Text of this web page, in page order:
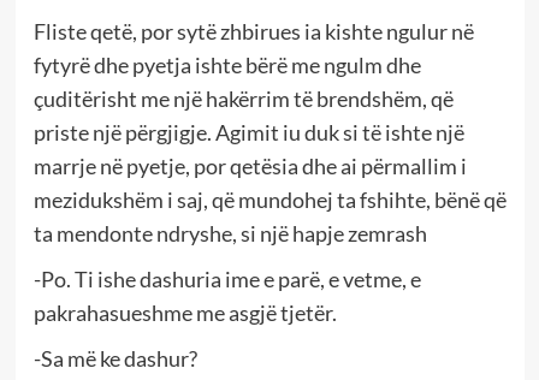
Fliste qetë, por sytë zhbirues ia kishte ngulur në
fytyrë dhe pyetja ishte bërë me ngulm dhe
çuditërisht me një hakërrim të brendshëm, që
priste një përgjigje. Agimit iu duk si të ishte një
marrje në pyetje, por qetësia dhe ai përmallim i
mezidukshëm i saj, që mundohej ta fshihte, bënë që
ta mendonte ndryshe, si një hapje zemrash
-Po. Ti ishe dashuria ime e parë, e vetme, e
pakrahasueshme me asgjë tjetër.
-Sa më ke dashur?